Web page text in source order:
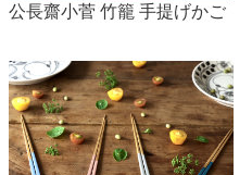
公長齋小菅 竹籠 手提げかご